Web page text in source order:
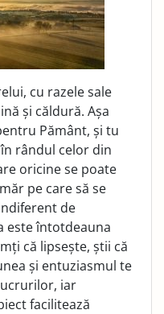
cu razele sale
și căldură. Așa
Pământ, și tu
rândul celor din
oricine se poate
pe care să se
de
este întotdeauna
că lipsește, știi că
și entuziasmul te
iar
facilitează